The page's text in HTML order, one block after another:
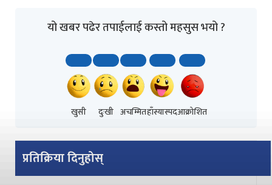
यो खबर पढेर तपाईलाई कस्तो महसुस भयो ?
खुसी दुःखी अचम्मितहाँस्यास्पदआक्रोशित
प्रतिक्रिया दिनुहोस्